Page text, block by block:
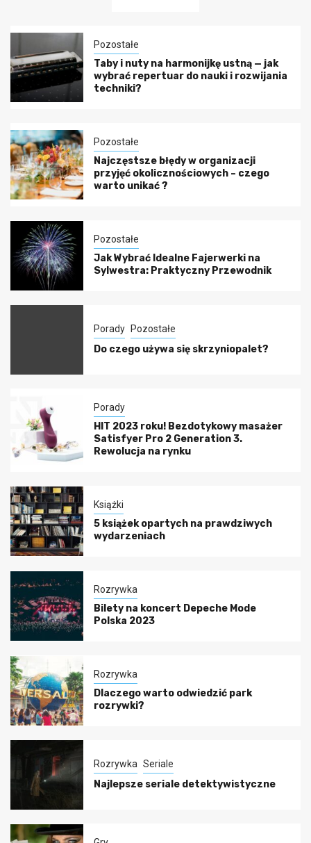
Pozostałe
Taby i nuty na harmonijkę ustną — jak
wybrać repertuar do nauki i rozwijania
techniki?
Pozostałe
Najczęstsze błędy w organizacji
przyjęć okolicznościowych – czego
warto unikać ?
Pozostałe
Jak Wybrać Idealne Fajerwerki na
Sylwestra: Praktyczny Przewodnik
Porady Pozostałe
Do czego używa się skrzyniopalet?
Porady
HIT 2023 roku! Bezdotykowy masażer
Satisfyer Pro 2 Generation 3.
Rewolucja na rynku
Książki
5 książek opartych na prawdziwych
wydarzeniach
Rozrywka
Bilety na koncert Depeche Mode
Polska 2023
Rozrywka
Dlaczego warto odwiedzić park
rozrywki?
Rozrywka Seriale
Najlepsze seriale detektywistyczne